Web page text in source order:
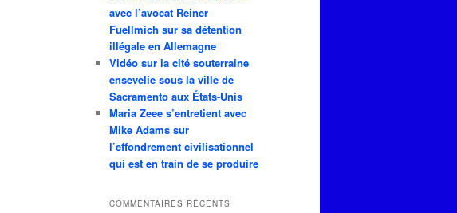
avec l’avocat Reiner
Fuellmich sur sa détention
illégale en Allemagne
Vidéo sur la cité souterraine
ensevelie sous la ville de
Sacramento aux États-Unis
Maria Zeee s’entretient avec
Mike Adams sur
l’effondrement civilisationnel
qui est en train de se produire
COMMENTAIRES RÉCENTS